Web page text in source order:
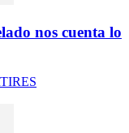
nos cuenta lo